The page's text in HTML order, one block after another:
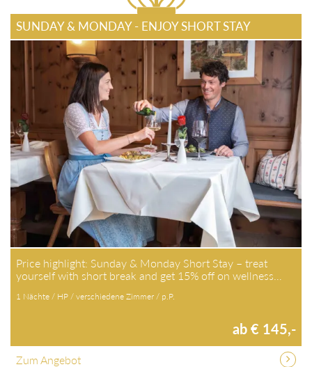
SUNDAY & MONDAY - ENJOY SHORT STAY
Price highlight: Sunday & Monday Short Stay – treat
yourself with short break and get 15% off on wellness…
1 Nächte / HP / verschiedene Zimmer / p.P.
ab € 145,-
Zum Angebot